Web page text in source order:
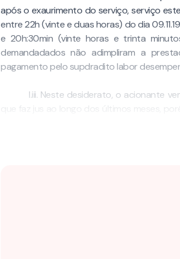
após o exaurimento do serviço, serviço
entre 22h (vinte e duas horas) do dia
e 20h:30min (vinte horas e trinta
demandadados não adimpliram a
pagamento pelo supdradito labor
I.iii. Neste desiderato, o acionante
que faz jus ao longo dos últimos meses,